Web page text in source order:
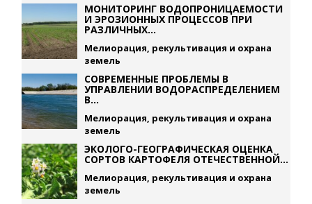
МОНИТОРИНГ ВОДОПРОНИЦАЕМОСТИ
И ЭРОЗИОННЫХ ПРОЦЕССОВ ПРИ
РАЗЛИЧНЫХ...
Мелиорация, рекультивация и охрана
земель
СОВРЕМЕННЫЕ ПРОБЛЕМЫ В
УПРАВЛЕНИИ ВОДОРАСПРЕДЕЛЕНИЕМ
В...
Мелиорация, рекультивация и охрана
земель
ЭКОЛОГО-ГЕОГРАФИЧЕСКАЯ ОЦЕНКА
СОРТОВ КАРТОФЕЛЯ ОТЕЧЕСТВЕННОЙ...
Мелиорация, рекультивация и охрана
земель